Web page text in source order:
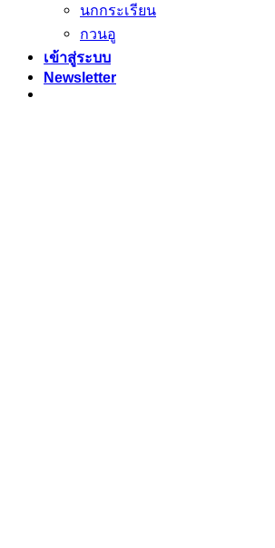
นกกระเรียน
กวนอู
เข้าสู่ระบบ
Newsletter